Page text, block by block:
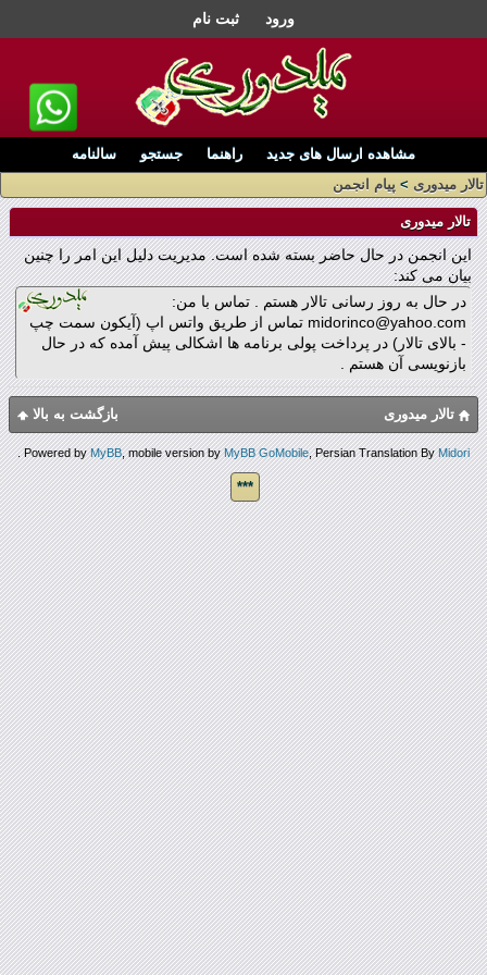
ورود ثبت نام
مشاهده ارسال های جدید راهنما جستجو
سالنامه
تالار میدوری > پیام انجمن
تالار میدوری
این انجمن در حال حاضر بسته شده است. مدیریت دلیل این امر را چنین
بیان می کند:
در حال به روز رسانی تالار هستم . تماس با من:
midorinco@yahoo.com تماس از طریق واتس اپ (آیکون سمت چپ
- بالای تالار) در پرداخت پولی برنامه ها اشکالی پیش آمده که در حال
بازنویسی آن هستم .
بازگشت به بالا تالار میدوری
Powered byMyBB, mobile version byMyBB GoMobile, Persian Translation ByMidori
.
***